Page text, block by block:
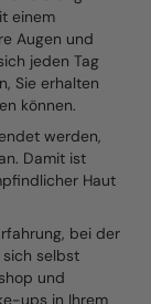
einem
Augen und
jeden Tag
Sie erhalten
können.
werden,
Damit ist
Haut
bei der
selbst
und
ups in Ihrem